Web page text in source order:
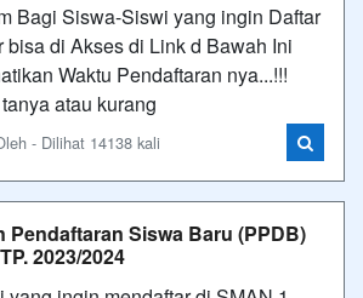
Bagi Siswa-Siswi yang ingin Daftar
bisa di Akses di Link d Bawah Ini
Waktu Pendaftaran nya...!!!
atau kurang
- Dilihat 14138 kali
Pendaftaran Siswa Baru (PPDB)
2023/2024